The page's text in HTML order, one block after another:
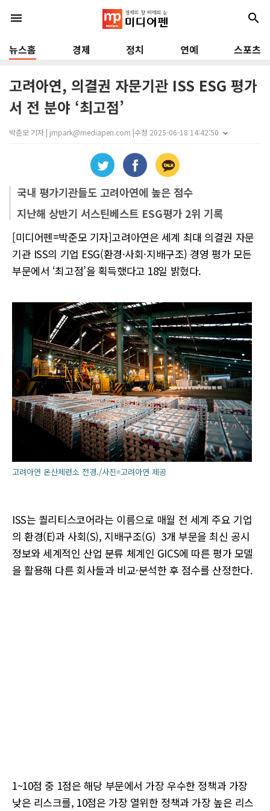
menu search
뉴스홈 경제 정치 연예 스포츠
고려아연, 의결권 자문기관 ISS ESG 평가
서 전 분야 ‘최고점’
박준모 기자 | jmpark@mediapen.com |수정 2025-06-18 14:42:50
국내 평가기관들도 고려아연에 높은 점수
지난해 상반기 서스틴베스트 ESG평가 2위 기록
[미디어펜=박준모 기자]고려아연은 세계 최대 의결권 자문
기관 ISS의 기업 ESG(환경·사회·지배구조) 경영 평가 모든
부문에서 ‘최고점’을 획득했다고 18일 밝혔다.
고려아연 온산제련소 전경./사진=고려아연 제공
ISS는 퀄리티스코어라는 이름으로 매월 전 세계 주요 기업
의 환경(E)과 사회(S), 지배구조(G) 3개 부문을 최신 공시
정보와 세계적인 산업 분류 체계인 GICS에 따른 평가 모델
을 활용해 다른 회사들과 비교·분석한 후 점수를 산정한다.
1~10점 중 1점은 해당 부문에서 가장 우수한 정책과 가장
낮은 리스크를, 10점은 가장 열위한 정책과 가장 높은 리스